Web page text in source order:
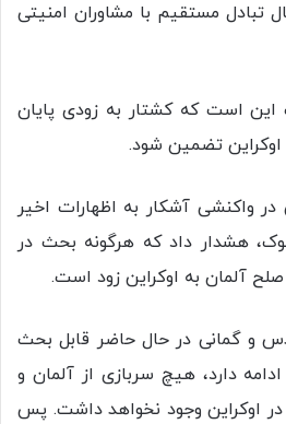
تبادل مستقیم با مشاوران امنیتی
است که کشتار به زودی پایان
اوکراین تضمین شود.
واکنشی آشکار به اظهارات اخیر
هشدار داد که هرگونه بحث در
آلمان به اوکراین زود است.
گمانی در حال حاضر قابل بحث
دارد، هیچ سربازی از آلمان و
در اوکراین وجود نخواهد داشت. پس